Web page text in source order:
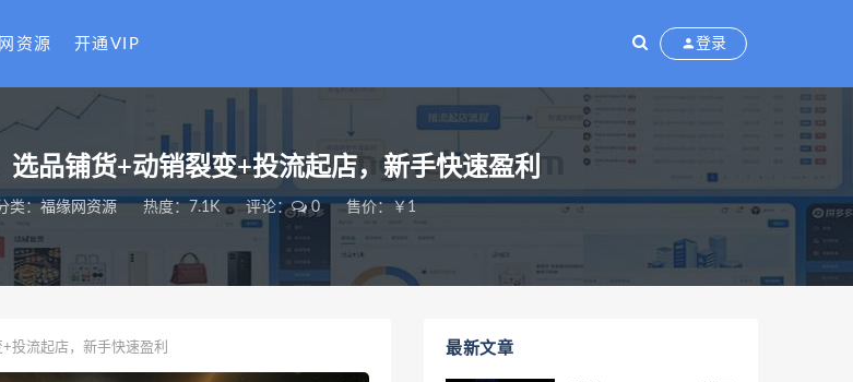
资源 开通VIP 登录
品铺货+动销裂变+投流起店，新手快速盈利
类：福缘网资源 热度：7.1K 评论： 0 售价：￥1
投流起店，新手快速盈利 最新文章